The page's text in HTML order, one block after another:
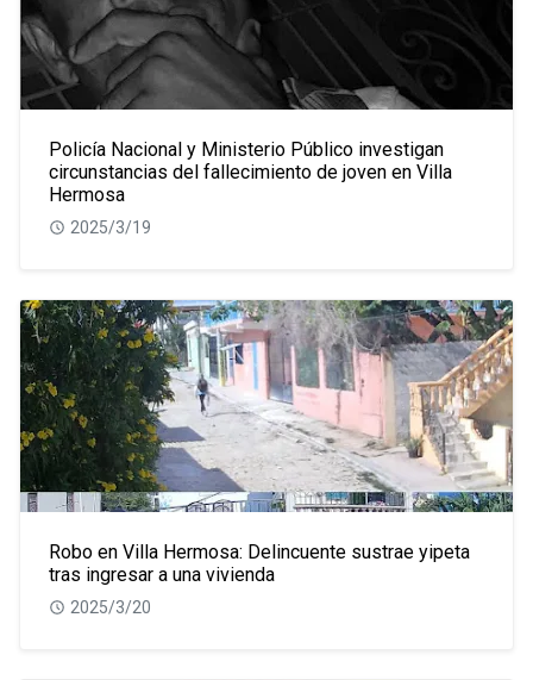
Policía Nacional y Ministerio Público investigan
circunstancias del fallecimiento de joven en Villa
Hermosa
2025/3/19
Robo en Villa Hermosa: Delincuente sustrae yipeta
tras ingresar a una vivienda
2025/3/20